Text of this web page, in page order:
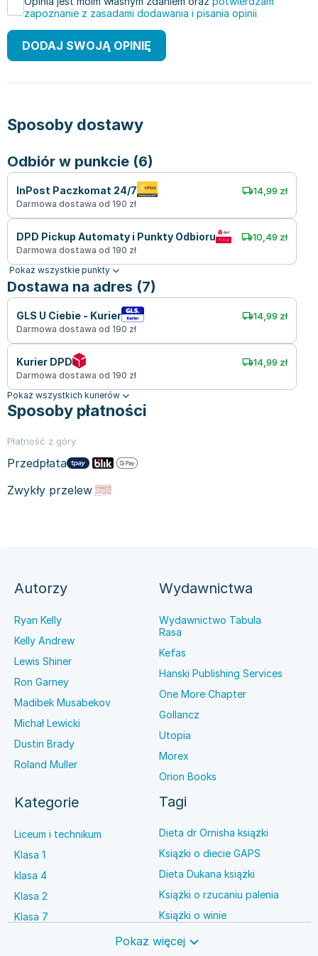
zapoznanie z zasadami dodawania i pisania opinii
DODAJ SWOJĄ OPINIĘ
Sposoby dostawy
Odbiór w punkcie (6)
InPost Paczkomat 24/7 14,99 zł
Darmowa dostawa od 190 zł
DPD Pickup Automaty i Punkty Odbioru 10,49 zł
Darmowa dostawa od 190 zł
Pokaż wszystkie punkty
Dostawa na adres (7)
GLS U Ciebie - Kurier 14,99 zł
Darmowa dostawa od 190 zł
Kurier DPD 14,99 zł
Darmowa dostawa od 190 zł
Pokaż wszystkich kurierów
Sposoby płatności
Płatność z góry
Przedpłata
Zwykły przelew
Autorzy
Ryan Kelly
Kelly Andrew
Lewis Shiner
Ron Garney
Madibek Musabekov
Michał Lewicki
Dustin Brady
Roland Muller
Wydawnictwa
Wydawnictwo Tabula
Rasa
Kefas
Hanski Publishing Services
One More Chapter
Gollancz
Utopia
Morex
Orion Books
Kategorie
Liceum i technikum
Klasa 1
klasa 4
Klasa 2
Klasa 7
Tagi
Dieta dr Ornisha książki
Książki o diecie GAPS
Dieta Dukana książki
Książki o rzucaniu palenia
Książki o winie
Książki o anestezjologii
Pokaż więcej